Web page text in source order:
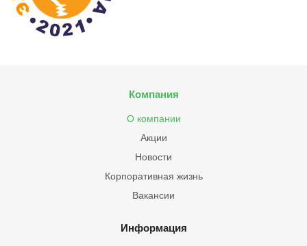
Компания
О компании
Акции
Новости
Корпоративная жизнь
Вакансии
Информация